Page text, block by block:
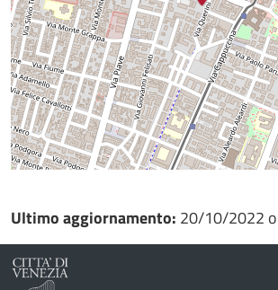
Ultimo aggiornamento: 20/10/2022